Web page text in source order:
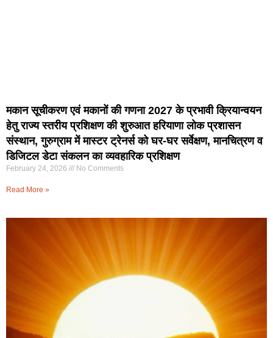
मकान सूचीकरण एवं मकानों की गणना 2027 के प्रभावी क्रियान्वयन
हेतु राज्य स्तरीय प्रशिक्षण की शुरुआत हरियाणा लोक प्रशासन
संस्थान, गुरुग्राम में मास्टर ट्रेनर्स को घर-घर सर्वेक्षण, मानचित्रण व
डिजिटल डेटा संकलन का व्यवहारिक प्रशिक्षण
February 24, 2026 No Comments
Read More »